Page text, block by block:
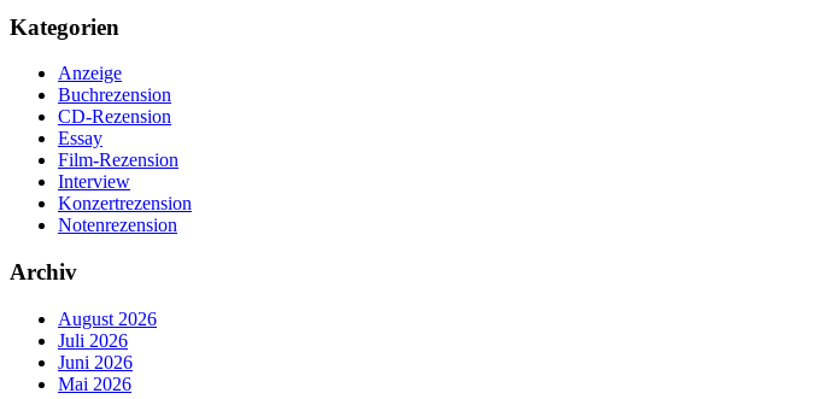
Kategorien
Anzeige
Buchrezension
CD-Rezension
Essay
Film-Rezension
Interview
Konzertrezension
Notenrezension
Archiv
August 2026
Juli 2026
Juni 2026
Mai 2026